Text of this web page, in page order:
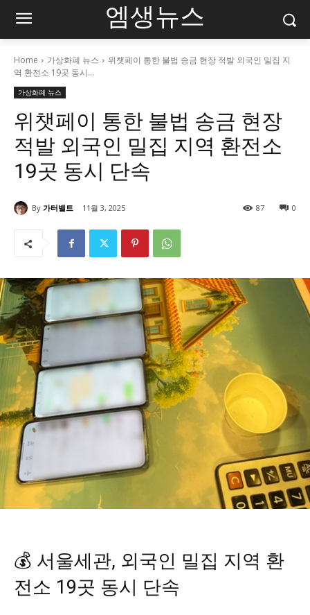
엠생뉴스
Home 가상화폐 뉴스
위챗페이 통한 불법 송금 현장 적발 외국인 밀집 지
역 환전소 19곳 동시...
가상화폐 뉴스
위챗페이 통한 불법 송금 현장
적발 외국인 밀집 지역 환전소
19곳 동시 단속
By 가터밸트 11월 3, 2025 0
87
💰 서울세관, 외국인 밀집 지역 환
전소 19곳 동시 단속